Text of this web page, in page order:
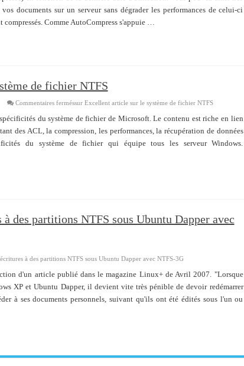
en arrière après un yum update
documents sur un serveur sans dégrader les performances de celui-ci
Comme AutoCompress s'appuie …
de fichier NTFS
Commentaires ferméssur Excellent article sur le système de fichier NTFS
du système de fichier de Microsoft. Le contenu est riche en lien
des ACL, la compression, les performances, la récupération de données
du système de fichier qui équipe tous les serveur Windows.
des partitions NTFS sous Ubuntu Dapper avec
à des partitions NTFS sous Ubuntu Dapper avec NTFS-3G
d'un article publié dans le magazine Linux+ de Avril 2007. "Lorsque
XP et Ubuntu Dapper, il devient vite très pénible de devoir redémarrer
à ses documents personnels, suivant qu'ils ont été édités sous l'un ou